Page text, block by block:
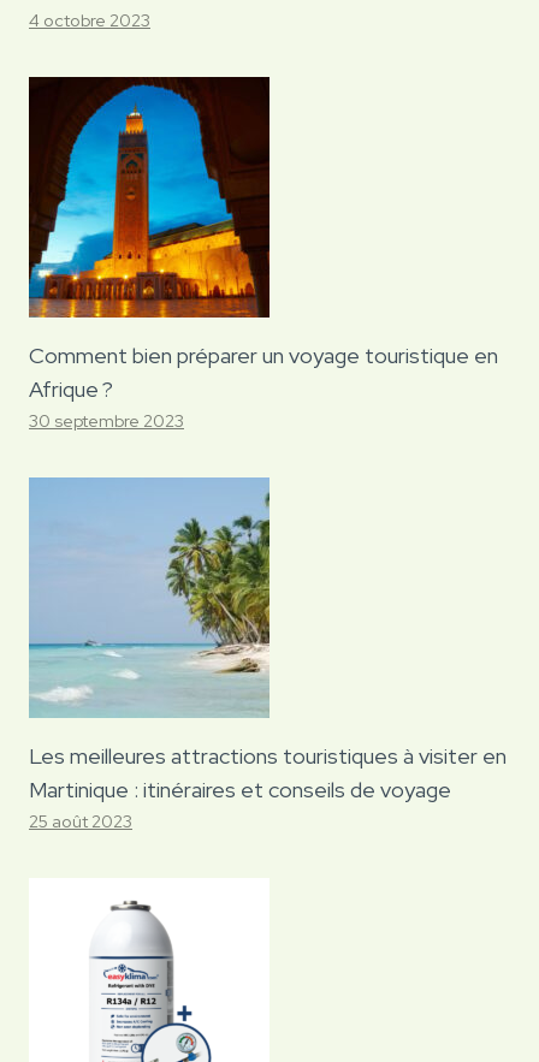
4 octobre 2023
Comment bien préparer un voyage touristique en
Afrique ?
30 septembre 2023
Les meilleures attractions touristiques à visiter en
Martinique : itinéraires et conseils de voyage
25 août 2023